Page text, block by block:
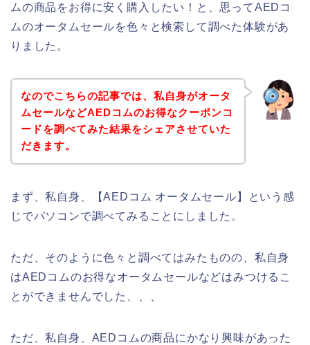
ムの商品をお得に安く購入したい！と、思ってAEDコ
ムのオータムセールを色々と検索して調べた体験があ
りました。
なのでこちらの記事では、私自身がオータ
ムセールなどAEDコムのお得なクーポンコ
ードを調べてみた結果をシェアさせていた
だきます。
まず、私自身、【AEDコム オータムセール】という感
じでパソコンで調べてみることにしました。
ただ、そのように色々と調べてはみたものの、私自身
はAEDコムのお得なオータムセールなどはみつけるこ
とができませんでした、、、
ただ、私自身、AEDコムの商品にかなり興味があった